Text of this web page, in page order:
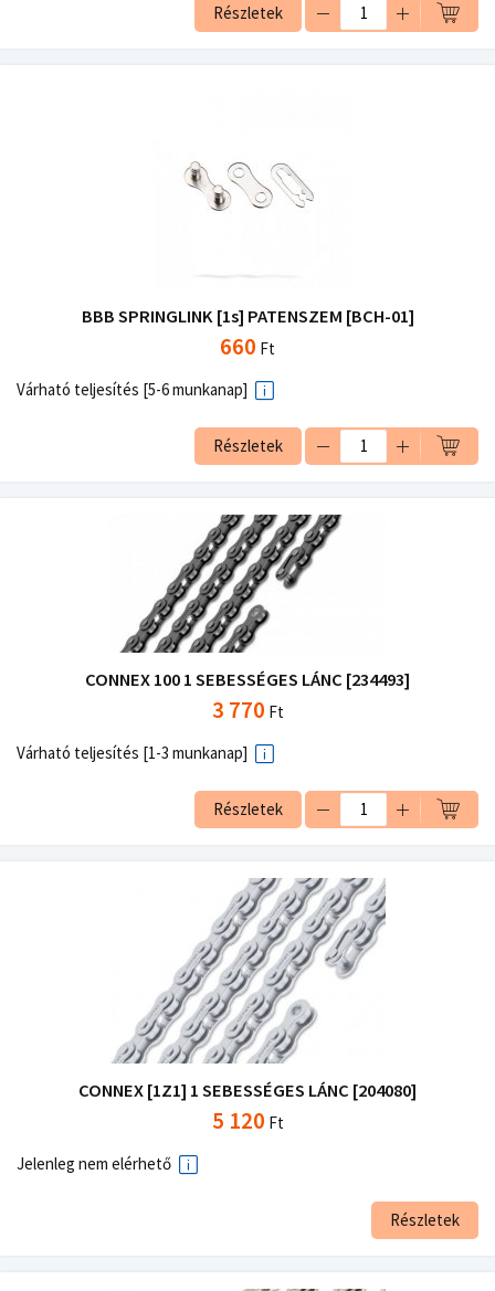
Részletek
BBB SPRINGLINK [1s] PATENSZEM [BCH-01]
660 Ft
Várható teljesítés [5-6 munkanap]
Részletek
CONNEX 100 1 SEBESSÉGES LÁNC [234493]
3 770 Ft
Várható teljesítés [1-3 munkanap]
Részletek
CONNEX [1Z1] 1 SEBESSÉGES LÁNC [204080]
5 120 Ft
Jelenleg nem elérhető
Részletek